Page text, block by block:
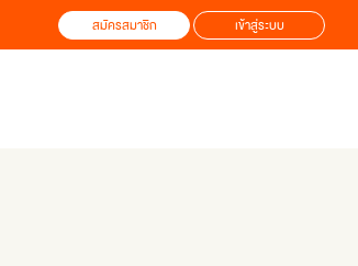
สมัครสมาชิก เข้าสู่ระบบ